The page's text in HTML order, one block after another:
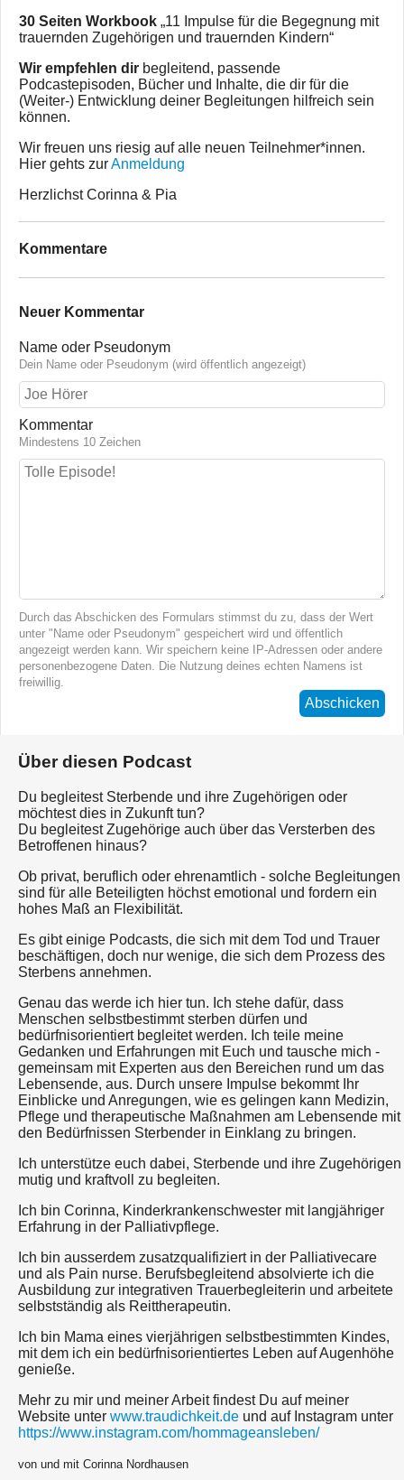
30 Seiten Workbook „11 Impulse für die Begegnung mit
trauernden Zugehörigen und trauernden Kindern“
Wir empfehlen dir begleitend, passende
Podcastepisoden, Bücher und Inhalte, die dir für die
(Weiter-) Entwicklung deiner Begleitungen hilfreich sein
können.
Wir freuen uns riesig auf alle neuen Teilnehmer*innen.
Hier gehts zurAnmeldung
Herzlichst Corinna & Pia
Kommentare
Neuer Kommentar
Name oder Pseudonym
Dein Name oder Pseudonym (wird öffentlich angezeigt)
Kommentar
Mindestens 10 Zeichen
Durch das Abschicken des Formulars stimmst du zu, dass der Wert
unter "Name oder Pseudonym" gespeichert wird und öffentlich
angezeigt werden kann. Wir speichern keine IP-Adressen oder andere
personenbezogene Daten. Die Nutzung deines echten Namens ist
freiwillig.
Abschicken
Über diesen Podcast
Du begleitest Sterbende und ihre Zugehörigen oder
möchtest dies in Zukunft tun?
Du begleitest Zugehörige auch über das Versterben des
Betroffenen hinaus?
Ob privat, beruflich oder ehrenamtlich - solche Begleitungen
sind für alle Beteiligten höchst emotional und fordern ein
hohes Maß an Flexibilität.
Es gibt einige Podcasts, die sich mit dem Tod und Trauer
beschäftigen, doch nur wenige, die sich dem Prozess des
Sterbens annehmen.
Genau das werde ich hier tun. Ich stehe dafür, dass
Menschen selbstbestimmt sterben dürfen und
bedürfnisorientiert begleitet werden. Ich teile meine
Gedanken und Erfahrungen mit Euch und tausche mich -
gemeinsam mit Experten aus den Bereichen rund um das
Lebensende, aus. Durch unsere Impulse bekommt Ihr
Einblicke und Anregungen, wie es gelingen kann Medizin,
Pflege und therapeutische Maßnahmen am Lebensende mit
den Bedürfnissen Sterbender in Einklang zu bringen.
Ich unterstütze euch dabei, Sterbende und ihre Zugehörigen
mutig und kraftvoll zu begleiten.
Ich bin Corinna, Kinderkrankenschwester mit langjähriger
Erfahrung in der Palliativpflege.
Ich bin ausserdem zusatzqualifiziert in der Palliativecare
und als Pain nurse. Berufsbegleitend absolvierte ich die
Ausbildung zur integrativen Trauerbegleiterin und arbeitete
selbstständig als Reittherapeutin.
Ich bin Mama eines vierjährigen selbstbestimmten Kindes,
mit dem ich ein bedürfnisorientiertes Leben auf Augenhöhe
genieße.
Mehr zu mir und meiner Arbeit findest Du auf meiner
Website unter www.traudichkeit.de und auf Instagram unter
https://www.instagram.com/hommageansleben/
von und mit Corinna Nordhausen